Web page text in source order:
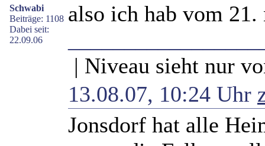
Schwabi
Beiträge: 1108
Dabei seit:
22.09.06
also ich hab vom
| Niveau sieht nur
13.08.07, 10:24 Uhr
Jonsdorf hat alle